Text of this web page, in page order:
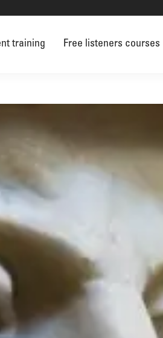
training Free listeners courses